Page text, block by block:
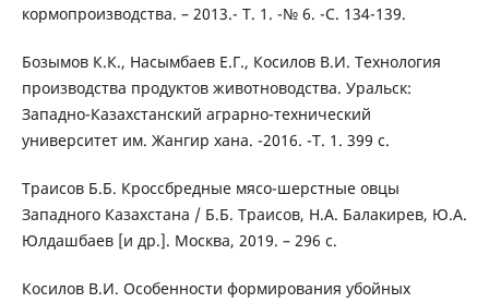
кормопроизводства. – 2013.- Т. 1. -№ 6. -С. 134-139.
Бозымов К.К., Насымбаев Е.Г., Косилов В.И. Технология
производства продуктов животноводства. Уральск:
Западно-Казахстанский аграрно-технический
университет им. Жангир хана. -2016. -Т. 1. 399 с.
Траисов Б.Б. Кроссбредные мясо-шерстные овцы
Западного Казахстана / Б.Б. Траисов, Н.А. Балакирев, Ю.А.
Юлдашбаев [и др.]. Москва, 2019. – 296 с.
Косилов В.И. Особенности формирования убойных